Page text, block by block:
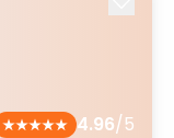
4.96/5